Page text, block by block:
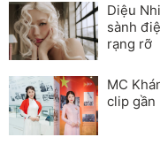
Diệu
sành
rạng rỡ
MC
clip gần